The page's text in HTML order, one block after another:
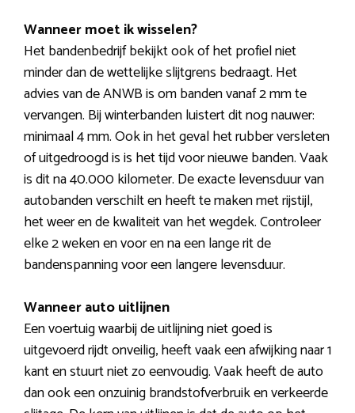
Wanneer moet ik wisselen?
Het bandenbedrijf bekijkt ook of het profiel niet
minder dan de wettelijke slijtgrens bedraagt. Het
advies van de ANWB is om banden vanaf 2 mm te
vervangen. Bij winterbanden luistert dit nog nauwer:
minimaal 4 mm. Ook in het geval het rubber versleten
of uitgedroogd is is het tijd voor nieuwe banden. Vaak
is dit na 40.000 kilometer. De exacte levensduur van
autobanden verschilt en heeft te maken met rijstijl,
het weer en de kwaliteit van het wegdek. Controleer
elke 2 weken en voor en na een lange rit de
bandenspanning voor een langere levensduur.
Wanneer auto uitlijnen
Een voertuig waarbij de uitlijning niet goed is
uitgevoerd rijdt onveilig, heeft vaak een afwijking naar 1
kant en stuurt niet zo eenvoudig. Vaak heeft de auto
dan ook een onzuinig brandstofverbruik en verkeerde